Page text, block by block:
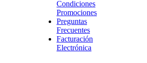
Condiciones
Promociones
Preguntas
Frecuentes
Facturación
Electrónica